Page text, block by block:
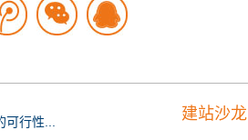
建站沙龙
行性...